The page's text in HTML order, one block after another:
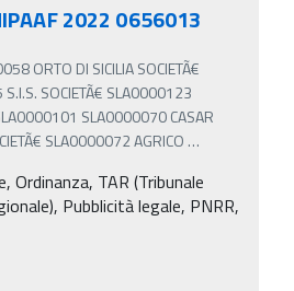
2022 0656013
ORTO DI SICILIA SOCIETÃ€
S.I.S. SOCIETÃ€ SLA0000123
SLA0000070 CASAR
SLA0000072 AGRICO …
Ordinanza, TAR (Tribunale
Pubblicità legale, PNRR,